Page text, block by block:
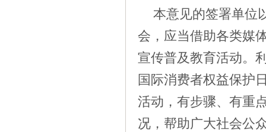
本意见的签署单位
会，应当借助各类媒
宣传普及教育活动。
国际消费者权益保护
活动，有步骤、有重
况，帮助广大社会公